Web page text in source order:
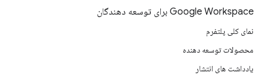
Google Workspace برای توسعه دهندگان
نمای کلی پلتفرم
محصولات توسعه دهنده
یادداشت های انتشار